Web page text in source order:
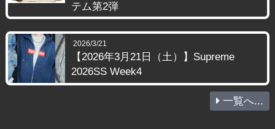
テム第2弾
2026/3/21
【2026年3月21日（土）】Supreme
2026SS Week4
一覧へ...